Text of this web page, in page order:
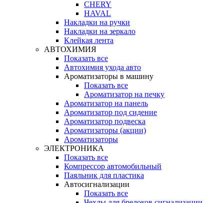
CHERY
HAVAL
Накладки на ручки
Накладки на зеркало
Клейкая лента
АВТОХИМИЯ
Показать все
Автохимия ухода авто
Ароматизаторы в машину
Показать все
Ароматизатор на печку
Ароматизатор на панель
Ароматизатор под сидение
Ароматизатор подвеска
Ароматизаторы (акции)
Ароматизаторы
ЭЛЕКТРОНИКА
Показать все
Компрессор автомобильный
Паяльник для пластика
Автосигнализации
Показать все